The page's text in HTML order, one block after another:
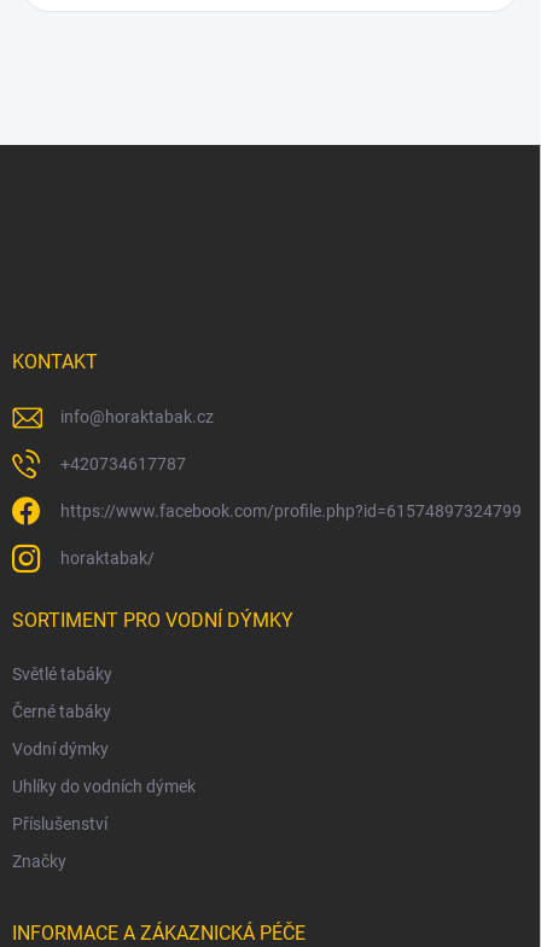
KONTAKT
info@horaktabak.cz
+420734617787
https://www.facebook.com/profile.php?id=61574897324799
horaktabak/
SORTIMENT PRO VODNÍ DÝMKY
Světlé tabáky
Černé tabáky
Vodní dýmky
Uhlíky do vodních dýmek
Příslušenství
Značky
INFORMACE A ZÁKAZNICKÁ PÉČE